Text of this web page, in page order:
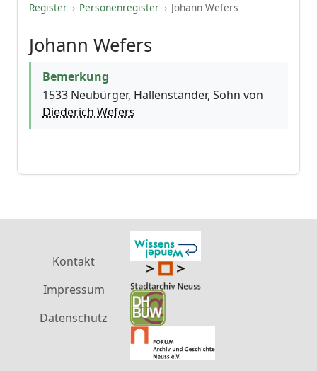
Register › Personenregister › Johann Wefers
Johann Wefers
Bemerkung
1533 Neubürger, Hallenständer, Sohn von
Diederich Wefers
Kontakt
Impressum
Datenschutz